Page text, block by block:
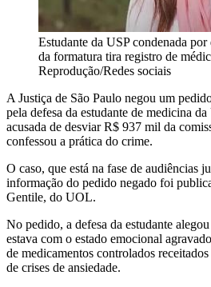
Estudante da USP condenada
da formatura tira registro de
Reprodução/Redes sociais
A Justiça de São Paulo negou um
pela defesa da estudante de medicina
acusada de desviar R$ 937 mil da
confessou a prática do crime.
O caso, que está na fase de audiências
informação do pedido negado foi
Gentile, do UOL.
No pedido, a defesa da estudante
estava com o estado emocional
de medicamentos controlados
de crises de ansiedade.